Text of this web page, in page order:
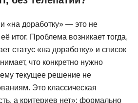
«на доработку» — это не
итог. Проблема возникает тогда,
статус «на доработку» и список
что конкретно нужно
текущее решение не
Это классическая
а критериев нет»: формально
600 ₽ Подробнее